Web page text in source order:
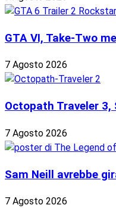
GTA VI, Take-Two
7 Agosto 2026
Octopath Traveler 3,
7 Agosto 2026
Sam Neill avrebbe
7 Agosto 2026